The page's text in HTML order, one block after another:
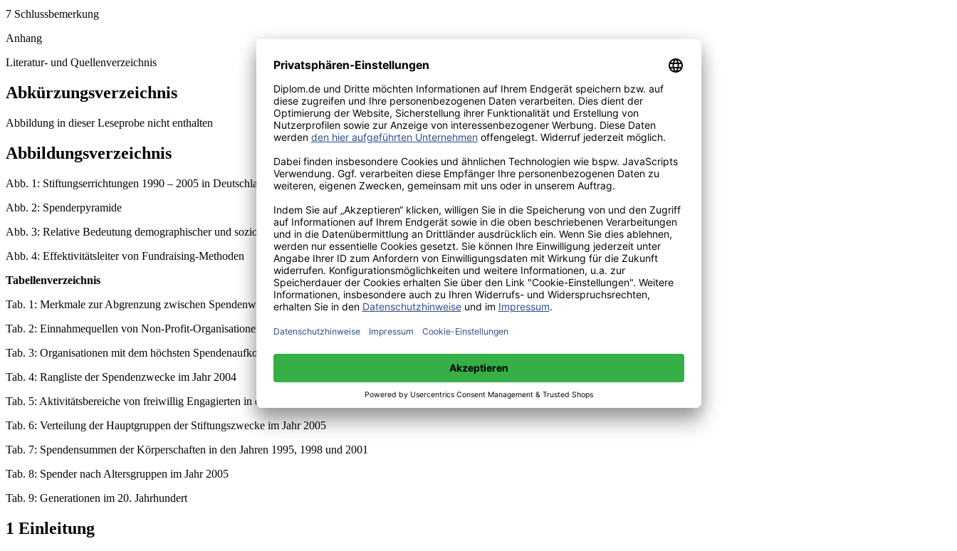
7 Schlussbemerkung
Anhang
Literatur- und Quellenverzeichnis
Abkürzungsverzeichnis
Abbildung in dieser Leseprobe nicht enthalten
Abbildungsverzeichnis
Abb. 1: Stiftungserrichtungen 1990 – 2005 in Deutschland
Abb. 2: Spenderpyramide
Abb. 3: Relative Bedeutung demographischer und sozioökonomischer Variablen für die Erklärung des jährlich gespendeten Betrages
Abb. 4: Effektivitätsleiter von Fundraising-Methoden
Tabellenverzeichnis
Tab. 1: Merkmale zur Abgrenzung zwischen Spendenwesen und Sponsoring
Tab. 2: Einnahmequellen von Non-Profit-Organisationen
Tab. 3: Organisationen mit dem höchsten Spendenaufkommen im Jahr 2002
Tab. 4: Rangliste der Spendenzwecke im Jahr 2004
Tab. 5: Aktivitätsbereiche von freiwillig Engagierten in den Jahren 1999 und 2004
Tab. 6: Verteilung der Hauptgruppen der Stiftungszwecke im Jahr 2005
Tab. 7: Spendensummen der Körperschaften in den Jahren 1995, 1998 und 2001
Tab. 8: Spender nach Altersgruppen im Jahr 2005
Tab. 9: Generationen im 20. Jahrhundert
1 Einleitung